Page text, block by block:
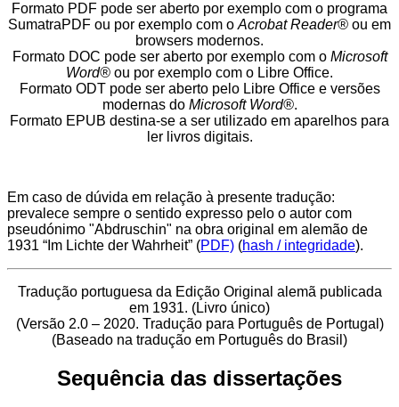
Formato PDF pode ser aberto por exemplo com o programa
SumatraPDF ou por exemplo com o Acrobat Reader® ou em
browsers modernos.
Formato DOC pode ser aberto por exemplo com o Microsoft
Word® ou por exemplo com o Libre Office.
Formato ODT pode ser aberto pelo Libre Office e versões
modernas do Microsoft Word®.
Formato EPUB destina-se a ser utilizado em aparelhos para
ler livros digitais.
Em caso de dúvida em relação à presente tradução:
prevalece sempre o sentido expresso pelo o autor com
pseudónimo "Abdruschin" na obra original em alemão de
1931 “Im Lichte der Wahrheit” (PDF) (hash / integridade).
Tradução portuguesa da Edição Original alemã publicada
em 1931. (Livro único)
(Versão 2.0 – 2020. Tradução para Português de Portugal)
(Baseado na tradução em Português do Brasil)
Sequência das dissertações